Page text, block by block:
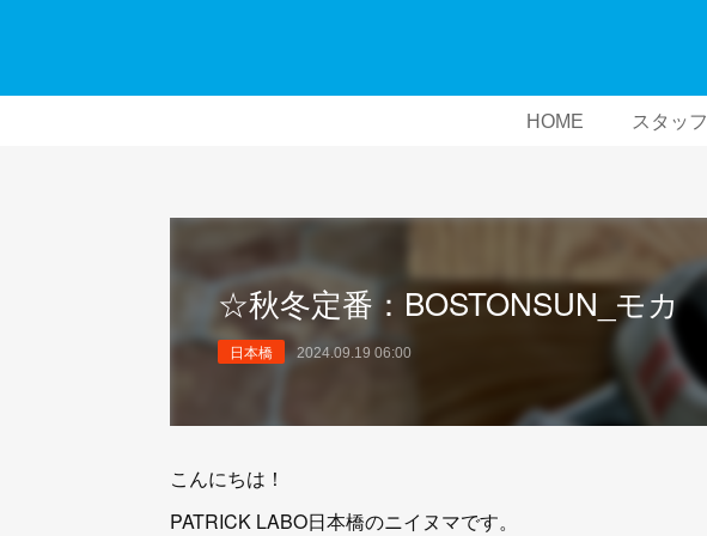
HOME スタッフ
☆秋冬定番：BOSTONSUN_モカ
日本橋 2024.09.19 06:00
こんにちは！
PATRICK LABO日本橋のニイヌマです。